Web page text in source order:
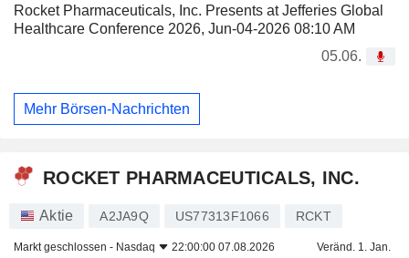
Rocket Pharmaceuticals, Inc. Presents at Jefferies Global
Healthcare Conference 2026, Jun-04-2026 08:10 AM
05.06.
Mehr Börsen-Nachrichten
ROCKET PHARMACEUTICALS, INC.
Aktie A2JA9Q US77313F1066 RCKT
Markt geschlossen - Nasdaq 22:00:00 07.08.2026 Veränd. 1. Jan.